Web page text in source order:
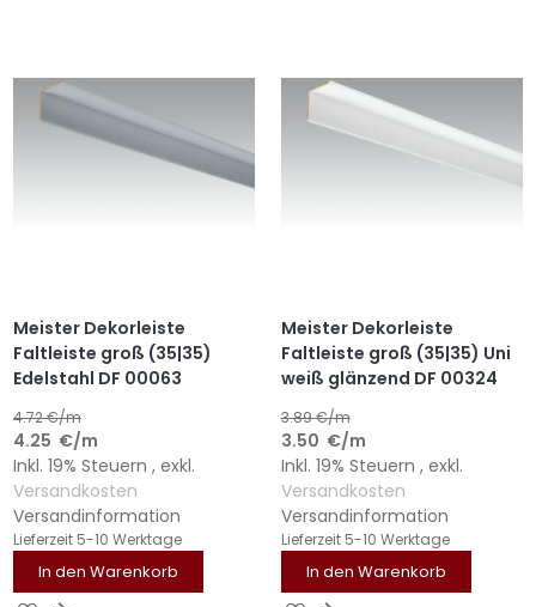
Meister Dekorleiste
Faltleiste groß (35|35)
Edelstahl DF 00063
4.72€/m
4.25 €/m
Inkl. 19% Steuern , exkl.
Versandkosten
Versandinformation
Lieferzeit 5-10 Werktage
In den Warenkorb
Meister Dekorleiste
Faltleiste groß (35|35) Uni
weiß glänzend DF 00324
3.89€/m
3.50 €/m
Inkl. 19% Steuern , exkl.
Versandkosten
Versandinformation
Lieferzeit 5-10 Werktage
In den Warenkorb